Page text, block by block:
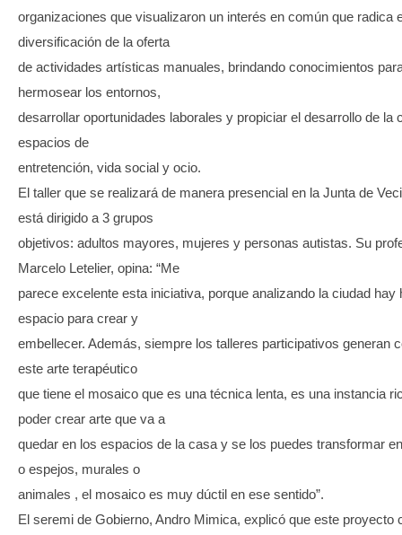
organizaciones que visualizaron un interés en común que radica
diversificación de la oferta
de actividades artísticas manuales, brindando conocimientos
hermosear los entornos,
desarrollar oportunidades laborales y propiciar el desarrollo de la
espacios de
entretención, vida social y ocio.
El taller que se realizará de manera presencial en la Junta de
está dirigido a 3 grupos
objetivos: adultos mayores, mujeres y personas autistas. Su
Marcelo Letelier, opina: “Me
parece excelente esta iniciativa, porque analizando la ciudad hay
espacio para crear y
embellecer. Además, siempre los talleres participativos generan
este arte terapéutico
que tiene el mosaico que es una técnica lenta, es una instancia
poder crear arte que va a
quedar en los espacios de la casa y se los puedes transformar
o espejos, murales o
animales , el mosaico es muy dúctil en ese sentido”.
El seremi de Gobierno, Andro Mimica, explicó que este proyecto